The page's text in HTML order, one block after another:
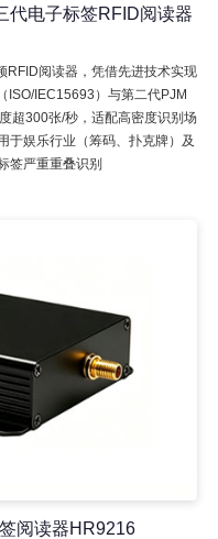
代电子标签RFID阅读器
RFID阅读器，凭借先进技术实现
ISO/IEC15693）与第二代PJM
超300张/秒，适配高密度识别场
于娱乐行业（筹码、扑克牌）及
签严重重叠识别
阅读器HR9216